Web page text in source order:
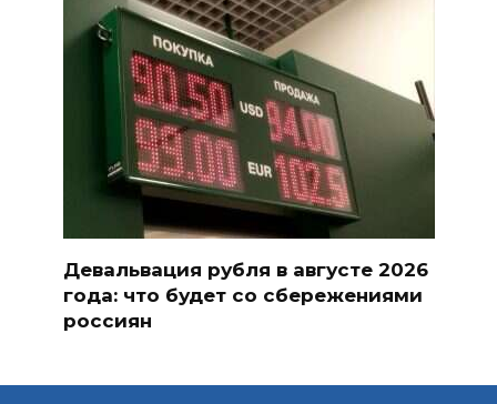
Девальвация рубля в августе 2026
года: что будет со сбережениями
россиян